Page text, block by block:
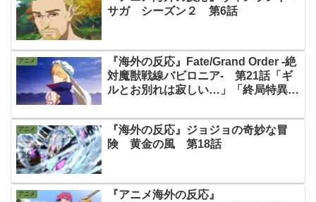
サガ シーズン２ 第6話
アニメ
『海外の反応』Fate/Grand Order -絶
対魔獣戦線バビロニア- 第21話「ギ
ルとお別れは寂しい…」「終局特異点
アニメ
『海外の反応』ジョジョの奇妙な冒
険 黄金の風 第18話
アニメ
『アニメ海外の反応』